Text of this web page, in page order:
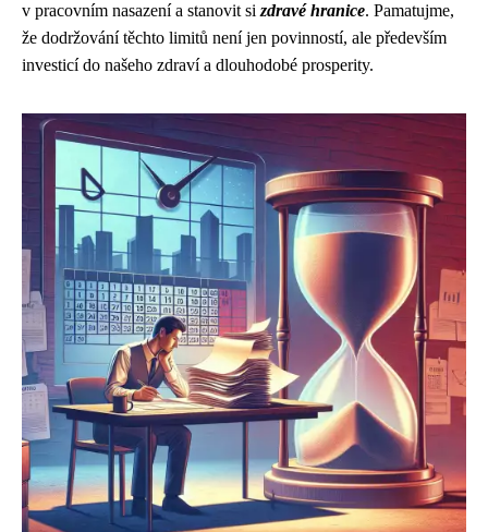
v pracovním nasazení a stanovit si zdravé hranice. Pamatujme,
že dodržování těchto limitů není jen povinností, ale především
investicí do našeho zdraví a dlouhodobé prosperity.